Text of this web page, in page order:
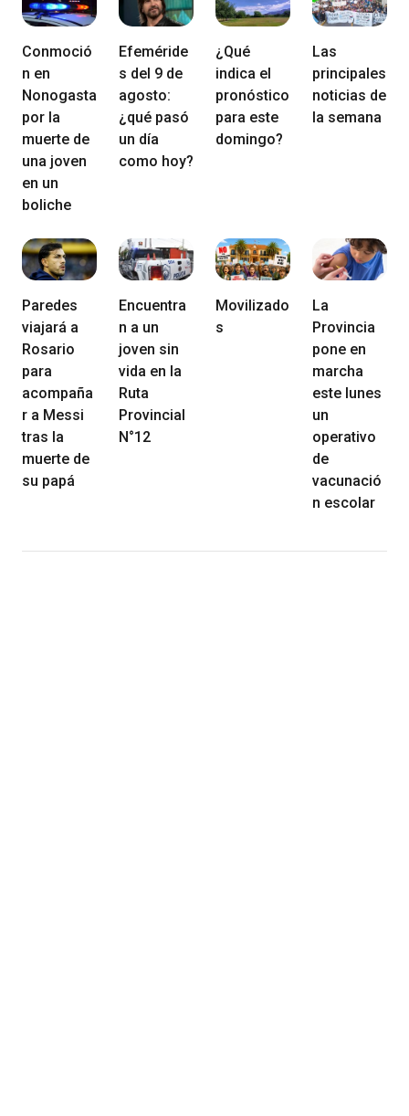
Conmoció
n en
Nonogasta
por la
muerte de
una joven
en un
boliche
Efeméride
s del 9 de
agosto:
¿qué pasó
un día
como hoy?
¿Qué
indica el
pronóstico
para este
domingo?
Las
principales
noticias de
la semana
Paredes
viajará a
Rosario
para
acompaña
r a Messi
tras la
muerte de
su papá
Encuentra
n a un
joven sin
vida en la
Ruta
Provincial
N°12
Movilizado
s
La
Provincia
pone en
marcha
este lunes
un
operativo
de
vacunació
n escolar